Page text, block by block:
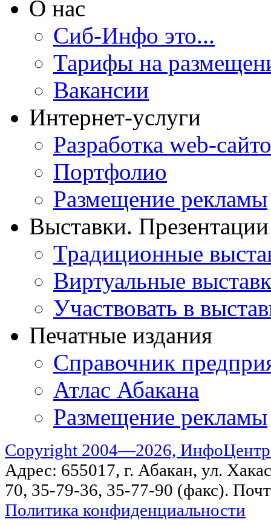
О нас
Сиб-Инфо это...
Тарифы на
Вакансии
Интернет-услуги
Разработка web-
Портфолио
Размещение рекламы
Выставки. Презентации
Традиционные
Виртуальные
Участвовать в
Печатные издания
Справочник
Атлас Абакана
Размещение рекламы
Copyright 2004—2026,
Адрес: 655017, г. Абакан, ул.
70, 35-79-36, 35-77-90 (факс).
Политика конфиденциальности